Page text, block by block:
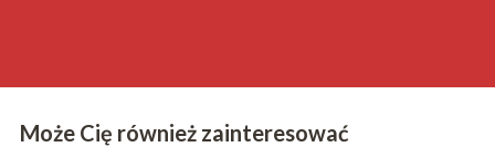
Może Cię również zainteresować